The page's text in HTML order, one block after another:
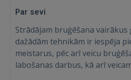
Par sevi
Strādājam bruģēšana vairākus
dažādām tehnikām ir iespēja
meistarus, pēc arī veicu
labošanas darbus, kā arī